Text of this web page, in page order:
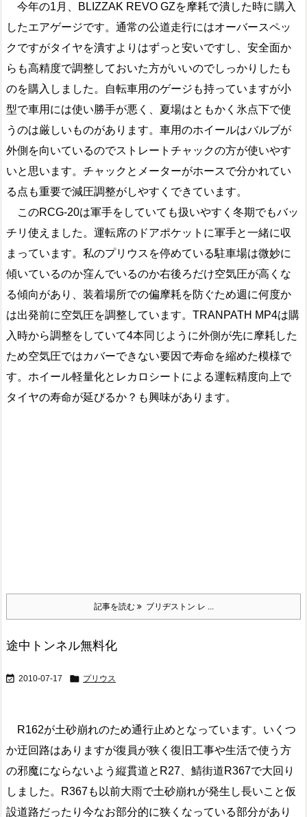
今年の1月、BLIZZAK REVO GZを摩耗で潰した時に購入
したエアゲージです。通常の公道走行にはオーバースペッ
クですがタイヤを潰すよりはずっと安いですし、安全面か
らも高精度で調整しておいた方がいいのでしっかりしたも
のを購入しました。自転車用のゲージも持っていますが小
型で車用には使い勝手が悪く、夏場はともかく氷点下で使
うのは厳しいものがあります。車用のホイールはバルブが
外側を向いているのでストレートチャックの方が使いやす
いと思います。チャックとメーターがホースで分かれてい
る点も重要で減圧調整がしやすくできています。
このRCG-20は軍手をしていても扱いやすく冬期でもバッ
チリ使えました。運転席のドアポケットに軍手と一緒に収
まっています。私のプリウスを停めている駐車場は微妙に
傾いているのか窪んでいるのか右後ろだけ空気圧が高くな
る傾向があり、装着場所での偏摩耗を防ぐため週に何度か
は出発前に空気圧を調整しています。TRANPATH MP4は購
入時から調整をしていて4本同じように外側が先に摩耗した
ため空気圧ではカバーできない要因で寿命を縮めた模様で
す。ホイール軽量化とレカロシートによる運転精度向上で
タイヤの寿命が延びるか？も興味があります。
記事を読む ブリヂストン レ ...
途中トンネル無料化
 2010-07-17  プリウス
R162が土砂崩れのため通行止めとなっています。いくつ
か迂回路はありますが復員が狭く復旧工事や生活で使う方
の邪魔にならないよう縦貫道とR27、鯖街道R367で大回り
しました。R367も以前大雨で土砂崩れが発生し長いこと仮
設道路だったり今なお部分的に狭くなっている部分があり